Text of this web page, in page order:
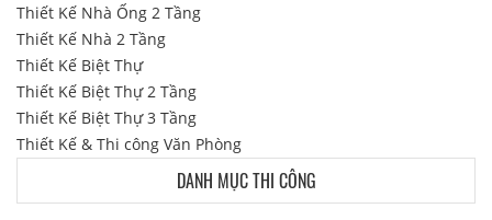
Thiết Kế Nhà Ống 2 Tầng
Thiết Kế Nhà 2 Tầng
Thiết Kế Biệt Thự
Thiết Kế Biệt Thự 2 Tầng
Thiết Kế Biệt Thự 3 Tầng
Thiết Kế & Thi công Văn Phòng
DANH MỤC THI CÔNG